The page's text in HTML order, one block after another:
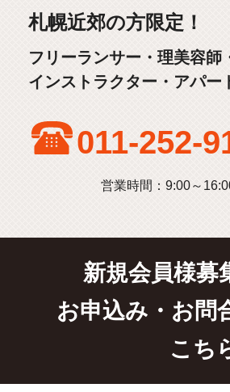
札幌近郊の方限定！
フリーランサー・理美容
インストラクター・アパ
011-252-
営業時間：9:00～
新規会員様募
お申込み・お問
こち